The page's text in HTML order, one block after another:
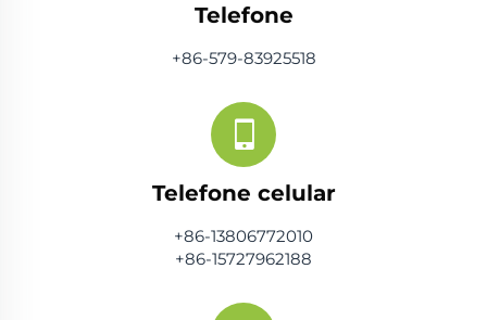
Telefone
+86-579-83925518
Telefone celular
+86-13806772010
+86-15727962188